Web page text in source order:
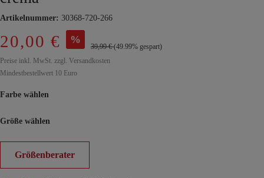
Artikelnummer: 30368-720-266
20,00 € %
39,99 €(49.99% gespart)
Preise inkl. MwSt. zzgl. Versandkosten
Mindestbestellwert 10 Euro
Farbe wählen
Größe wählen
Größenberater